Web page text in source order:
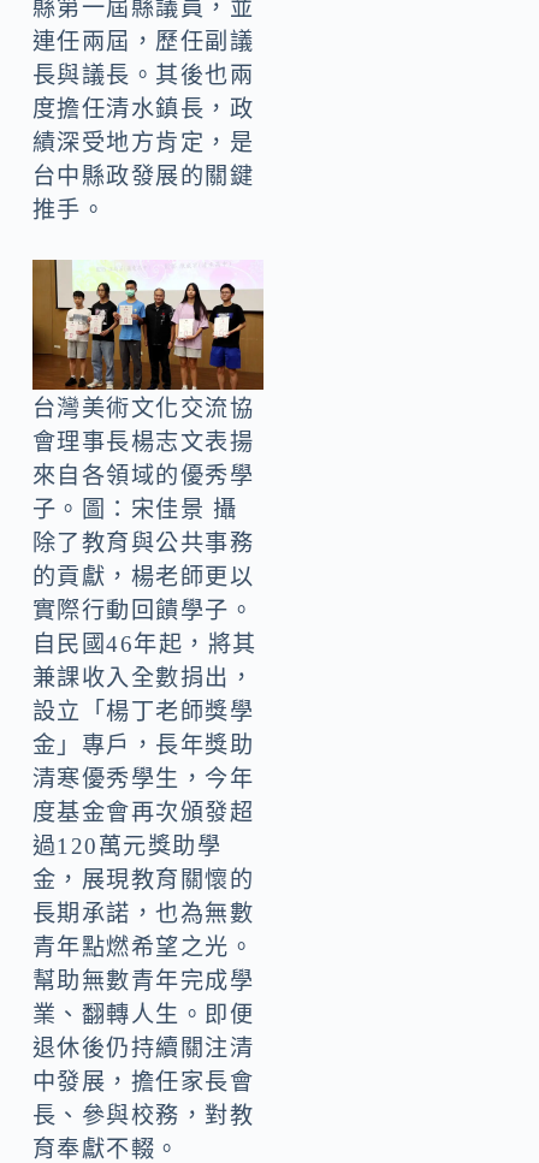
縣第一屆縣議員，並
連任兩屆，歷任副議
長與議長。其後也兩
度擔任清水鎮長，政
績深受地方肯定，是
台中縣政發展的關鍵
推手。
台灣美術文化交流協
會理事長楊志文表揚
來自各領域的優秀學
子。圖：宋佳景 攝
除了教育與公共事務
的貢獻，楊老師更以
實際行動回饋學子。
自民國46年起，將其
兼課收入全數捐出，
設立「楊丁老師獎學
金」專戶，長年獎助
清寒優秀學生，今年
度基金會再次頒發超
過120萬元獎助學
金，展現教育關懷的
長期承諾，也為無數
青年點燃希望之光。
幫助無數青年完成學
業、翻轉人生。即便
退休後仍持續關注清
中發展，擔任家長會
長、參與校務，對教
育奉獻不輟。